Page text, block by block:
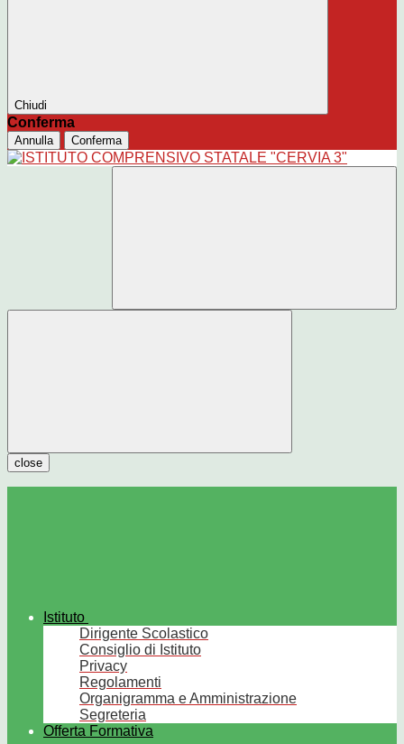
Chiudi
Conferma
Annulla Conferma
close
Istituto
Dirigente Scolastico
Consiglio di Istituto
Privacy
Regolamenti
Organigramma e Amministrazione
Segreteria
Offerta Formativa